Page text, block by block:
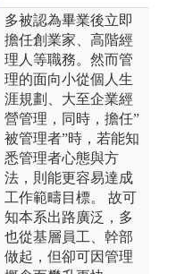
多被認為畢業後立即
擔任創業家、高階經
理人等職務。然而管
理的面向小從個人生
涯規劃、大至企業經
營管理，同時，擔任”
被管理者”時，若能知
悉管理者心態與方
法，則能更容易達成
工作範疇目標。 故可
知本系出路廣泛，多
也從基層員工、幹部
做起，但卻可因管理